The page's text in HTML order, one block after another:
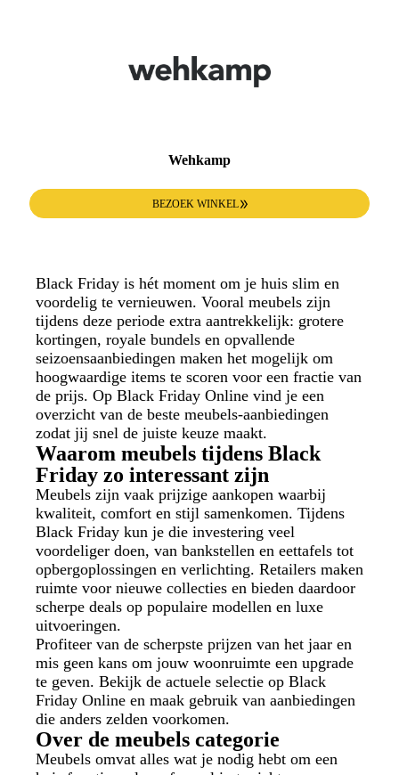
Wehkamp
BEZOEK WINKEL
Black Friday is hét moment om je huis slim en
voordelig te vernieuwen. Vooral meubels zijn
tijdens deze periode extra aantrekkelijk: grotere
kortingen, royale bundels en opvallende
seizoensaanbiedingen maken het mogelijk om
hoogwaardige items te scoren voor een fractie van
de prijs. Op Black Friday Online vind je een
overzicht van de beste meubels-aanbiedingen
zodat jij snel de juiste keuze maakt.
Waarom meubels tijdens Black
Friday zo interessant zijn
Meubels zijn vaak prijzige aankopen waarbij
kwaliteit, comfort en stijl samenkomen. Tijdens
Black Friday kun je die investering veel
voordeliger doen, van bankstellen en eettafels tot
opbergoplossingen en verlichting. Retailers maken
ruimte voor nieuwe collecties en bieden daardoor
scherpe deals op populaire modellen en luxe
uitvoeringen.
Profiteer van de scherpste prijzen van het jaar en
mis geen kans om jouw woonruimte een upgrade
te geven. Bekijk de actuele selectie op Black
Friday Online en maak gebruik van aanbiedingen
die anders zelden voorkomen.
Over de meubels categorie
Meubels omvat alles wat je nodig hebt om een